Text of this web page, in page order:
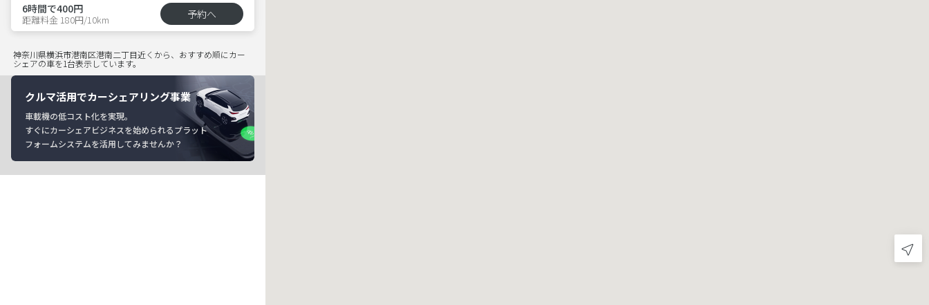
6時間で400円
距離料金 180円/10km 予約へ
神奈川県横浜市港南区港南二丁目近くから、おすすめ順にカー
シェアの車を1台表示しています。
クルマ活用でカーシェアリング事業
車載機の低コスト化を実現。
すぐにカーシェアビジネスを始められるプラット
フォームシステムを活用してみませんか？